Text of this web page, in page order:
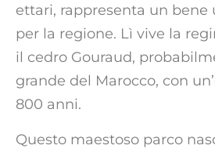
ettari, rappresenta un bene
per la regione. Lì vive la
il cedro Gouraud,
grande del Marocco, con
800 anni.
Questo maestoso parco